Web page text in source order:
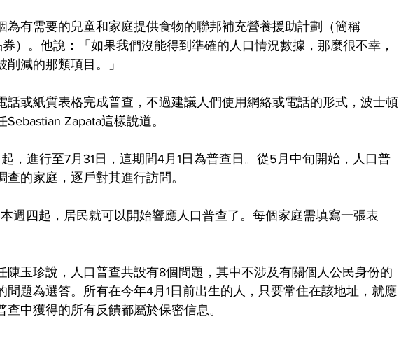
為有需要的兒童和家庭提供食物的聯邦補充營養援助計劃（簡稱
）。他說：「如果我們沒能得到準確的人口情況數據，那麼很不幸，
減的那類項目。」
話或紙質表格完成普查，不過建議人們使用網絡或電話的形式，波士頓
Zapata這樣說道。
，進行至7月31日，這期間4月1日為普查日。從5月中旬開始，人口普
的家庭，逐戶對其進行訪問。
週四起，居民就可以開始響應人口普查了。每個家庭需填寫一張表
陳玉珍說，人口普查共設有8個問題，其中不涉及有關個人公民身份的
問題為選答。所有在今年4月1日前出生的人，只要常住在該地址，就應
中獲得的所有反饋都屬於保密信息。